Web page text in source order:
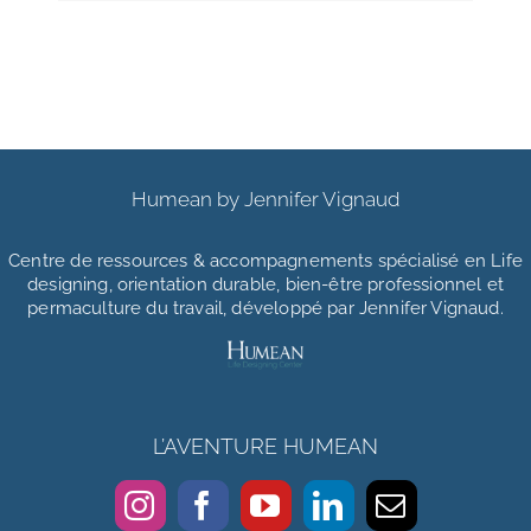
Humean by Jennifer Vignaud
Centre de ressources & accompagnements spécialisé en Life
designing, orientation durable, bien-être professionnel et
permaculture du travail, développé par Jennifer Vignaud.
L’AVENTURE HUMEAN